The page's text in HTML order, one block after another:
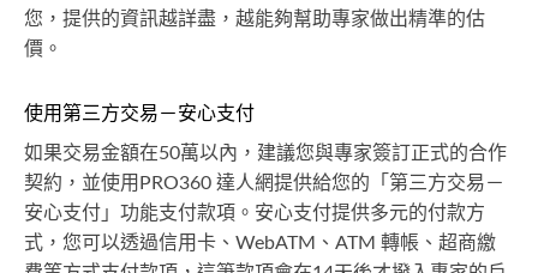
您，提供的資訊越詳盡，越能夠幫助專家做出精準的估
價。
使用第三方交易－安心支付
如果交易金額在50萬以內，建議您與專家簽訂正式的合作
契約，並使用PRO360 達人網提供給您的「第三方交易－
安心支付」功能支付款項。安心支付提供多元的付款方
式，您可以透過信用卡、WebATM、ATM 轉帳、超商繳